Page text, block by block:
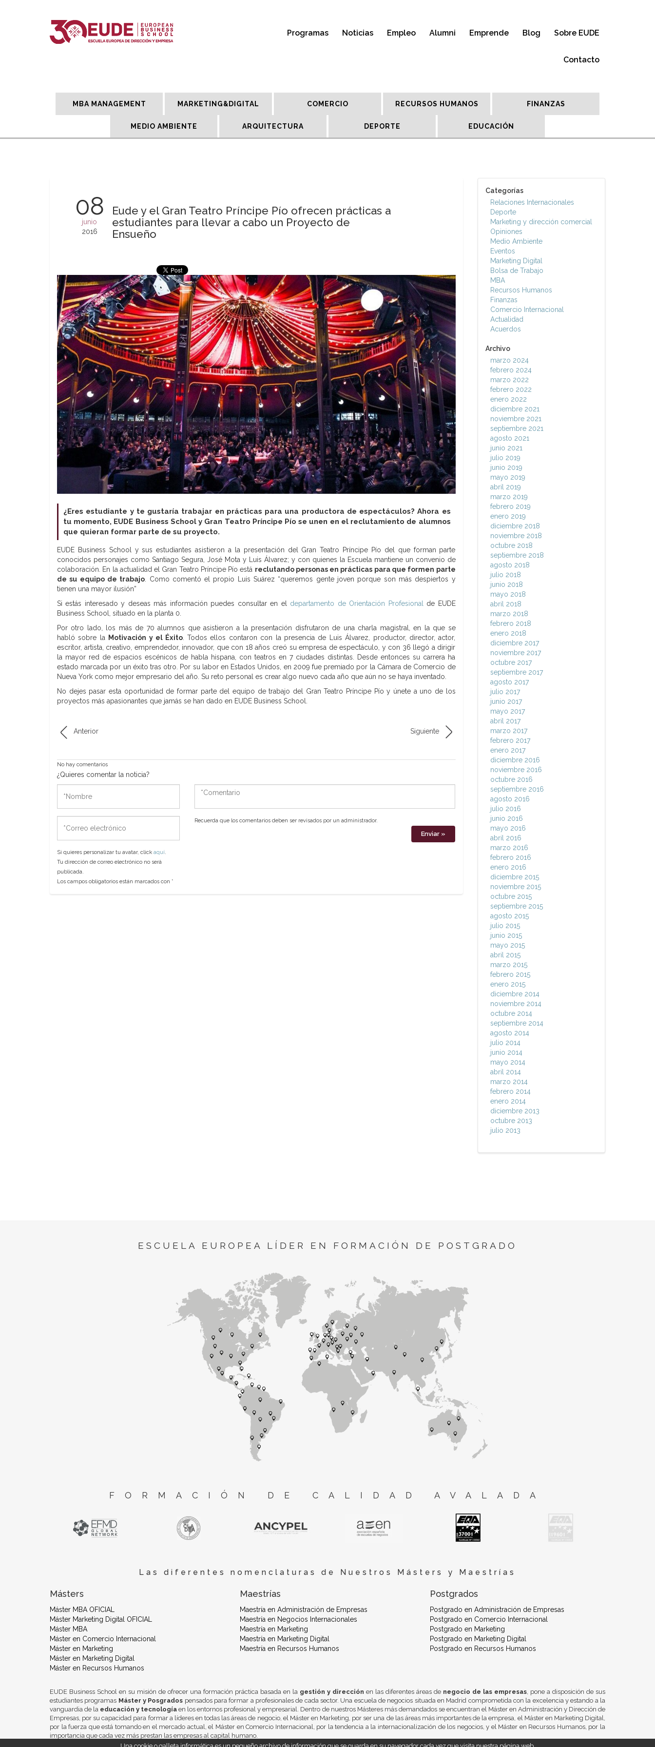
Programas Noticias Empleo Alumni Emprende Blog Sobre EUDE
Contacto
MBA MANAGEMENT MARKETING&DIGITAL COMERCIO RECURSOS HUMANOS FINANZAS
MEDIO AMBIENTE ARQUITECTURA DEPORTE EDUCACIÓN
08
junio
2016
Eude y el Gran Teatro Príncipe Pío ofrecen prácticas a
estudiantes para llevar a cabo un Proyecto de
Ensueño
¿Eres estudiante y te gustaría trabajar en prácticas para una productora de espectáculos? Ahora es
tu momento, EUDE Business School y Gran Teatro Príncipe Pío se unen en el reclutamiento de alumnos
que quieran formar parte de su proyecto.
EUDE Business School y sus estudiantes asistieron a la presentación del Gran Teatro Príncipe Pío del que forman parte
conocidos personajes como Santiago Segura, José Mota y Luis Álvarez; y con quienes la Escuela mantiene un convenio de
colaboración. En la actualidad el Gran Teatro Príncipe Pío está reclutando personas en prácticas para que formen parte
de su equipo de trabajo . Como comentó el propio Luis Suárez “queremos gente joven porque son más despiertos y
tienen una mayor ilusión”
Si estás interesado y deseas más información puedes consultar en el departamento de Orientación Profesional
de EUDE
Business School, situado en la planta 0.
Por otro lado, los más de 70 alumnos que asistieron a la presentación disfrutaron de una charla magistral, en la que se
habló sobre la
Motivación y el Éxito. Todos ellos contaron con la presencia de Luis Álvarez, productor, director, actor,
escritor, artista, creativo, emprendedor, innovador, que con 18 años creó su empresa de espectáculo, y con 36 llegó a dirigir
la mayor red de espacios escénicos de habla hispana, con teatros en 7 ciudades distintas. Desde entonces su carrera ha
estado marcada por un éxito tras otro. Por su labor en Estados Unidos, en 2009 fue premiado por la Cámara de Comercio de
Nueva York como mejor empresario del año. Su reto personal es crear algo nuevo cada año que aún no se haya inventado.
No dejes pasar esta oportunidad de formar parte del equipo de trabajo del Gran Teatro Príncipe Pío y únete a uno de los
proyectos más apasionantes que jamás se han dado en EUDE Business School.
Anterior Siguiente
No hay comentarios
¿Quieres comentar la noticia?
electrónico
Si quieres personalizar tu avatar, click aquí.
Tu dirección de correo electrónico no será
publicada.
Los campos obligatorios están marcados con *
*Comentario
Recuerda que los comentarios deben ser revisados por un administrador.
Categorías
Relaciones Internacionales
Deporte
Marketing y dirección comercial
Opiniones
Medio Ambiente
Eventos
Marketing Digital
Bolsa de Trabajo
MBA
Recursos Humanos
Finanzas
Comercio Internacional
Actualidad
Acuerdos
Archivo
marzo 2024
febrero 2024
marzo 2022
febrero 2022
enero 2022
diciembre 2021
noviembre 2021
septiembre 2021
agosto 2021
junio 2021
julio 2019
junio 2019
mayo 2019
abril 2019
marzo 2019
febrero 2019
enero 2019
diciembre 2018
noviembre 2018
octubre 2018
septiembre 2018
agosto 2018
julio 2018
junio 2018
mayo 2018
abril 2018
marzo 2018
febrero 2018
enero 2018
diciembre 2017
noviembre 2017
octubre 2017
septiembre 2017
agosto 2017
julio 2017
junio 2017
mayo 2017
abril 2017
marzo 2017
febrero 2017
enero 2017
diciembre 2016
noviembre 2016
octubre 2016
septiembre 2016
agosto 2016
julio 2016
junio 2016
mayo 2016
abril 2016
marzo 2016
febrero 2016
enero 2016
diciembre 2015
noviembre 2015
octubre 2015
septiembre 2015
agosto 2015
julio 2015
junio 2015
mayo 2015
abril 2015
marzo 2015
febrero 2015
enero 2015
diciembre 2014
noviembre 2014
octubre 2014
septiembre 2014
agosto 2014
julio 2014
junio 2014
mayo 2014
abril 2014
marzo 2014
febrero 2014
enero 2014
diciembre 2013
octubre 2013
julio 2013
ESCUELA EUROPEA LÍDER EN FORMACIÓN DE POSTGRADO
FORMACIÓN DE CALIDAD AVALADA
Las diferentes nomenclaturas de Nuestros Másters y Maestrías
Másters
Máster MBA OFICIAL
Máster Marketing Digital OFICIAL
Máster MBA
Máster en Comercio Internacional
Máster en Marketing
Máster en Marketing Digital
Máster en Recursos Humanos
Maestrías
Maestría en Administración de Empresas
Maestría en Negocios Internacionales
Maestría en Marketing
Maestría en Marketing Digital
Maestría en Recursos Humanos
Postgrados
Postgrado en Administración de Empresas
Postgrado en Comercio Internacional
Postgrado en Marketing
Postgrado en Marketing Digital
Postgrado en Recursos Humanos
EUDE Business School en su misión de ofrecer una formación práctica basada en la gestión y dirección en las diferentes áreas de negocio de las empresas, pone a disposición de sus
estudiantes programas Máster y Posgrados pensados para formar a profesionales de cada sector. Una escuela de negocios situada en Madrid comprometida con la excelencia y estando a la
vanguardia de la educación y tecnología en los entornos profesional y empresarial. Dentro de nuestros Másteres más demandados se encuentran el Máster en Administración y Dirección de
Empresas, por su capacidad para formar a líderes en todas las áreas de negocio, el Máster en Marketing, por ser una de las áreas más importantes de la empresa, el Máster en Marketing Digital,
por la fuerza que está tomando en el mercado actual, el Máster en Comercio Internacional, por la tendencia a la internacionalización de los negocios, y el Máster en Recursos Humanos, por la
importancia que cada vez más prestan las empresas al capital humano.